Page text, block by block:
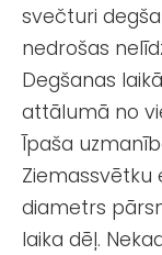
svečturi
nedrošas
Degšanas
attālumā no
Īpaša
Ziemassvētku
diametrs
laika dēļ.